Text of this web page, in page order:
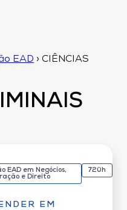
EAD › CIÊNCIAS
EAD em Negócios,
e Direito
720h
EM